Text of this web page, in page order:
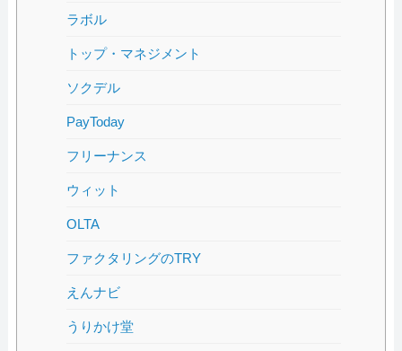
ラボル
トップ・マネジメント
ソクデル
PayToday
フリーナンス
ウィット
OLTA
ファクタリングのTRY
えんナビ
うりかけ堂